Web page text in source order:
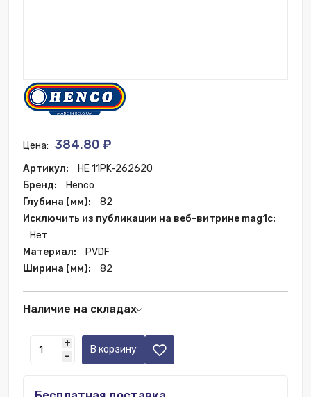
Цена: 384.80 ₽
Артикул:
HE 11PK-262620
Бренд:
Henco
Глубина (мм):
82
Исключить из публикации на веб-витрине mag1c:
Нет
Материал:
PVDF
Ширина (мм):
82
Наличие на складах
+
-
В корзину